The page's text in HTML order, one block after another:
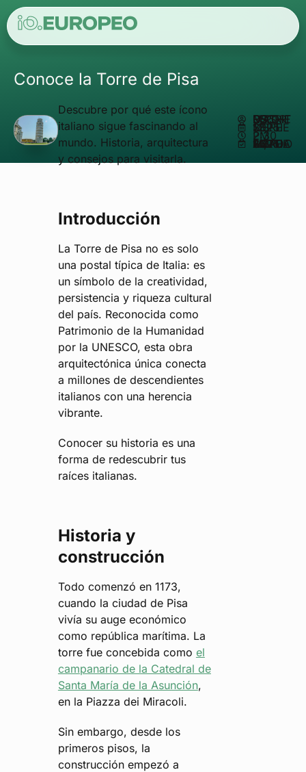
Conoce la Torre de Pisa
Descubre por qué este ícono
italiano sigue fascinando al
mundo. Historia, arquitectura
y consejos para visitarla.
Introducción
La Torre de Pisa no es solo
una postal típica de Italia: es
un símbolo de la creatividad,
persistencia y riqueza cultural
del país. Reconocida como
Patrimonio de la Humanidad
por la UNESCO, esta obra
arquitectónica única conecta
a millones de descendientes
italianos con una herencia
vibrante.
Conocer su historia es una
forma de redescubrir tus
raíces italianas.
Historia y
construcción
Todo comenzó en 1173,
cuando la ciudad de Pisa
vivía su auge económico
como república marítima. La
torre fue concebida como el
campanario de la Catedral de
Santa María de la Asunción,
en la Piazza dei Miracoli.
Sin embargo, desde los
primeros pisos, la
construcción empezó a
ESCRITO POR
MATHEUS REIS
SEPTIEMBRE 12, 2025
2:30 PM
ACTUALIZADO EN SEPTIEMBRE 14, 2025